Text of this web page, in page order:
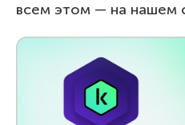
всем этом — на нашем